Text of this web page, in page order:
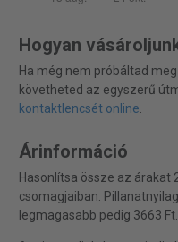
Hogyan
Ha még nem próbáltad
követheted az egyszerű
kontaktlencsét online.
Árinformáció
Hasonlítsa össze az árakat
csomagjaiban.
legmagasabb pedig 3663